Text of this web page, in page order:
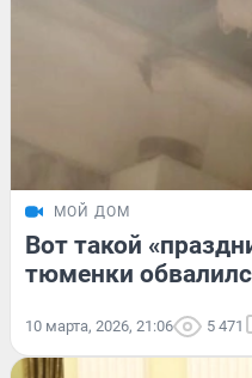
МОЙ ДОМ
Вот такой
тюменки
10 марта, 2026, 21:06 5 471